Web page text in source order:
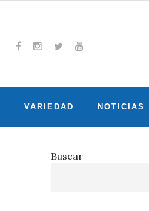
VARIEDAD NOTICIAS
Buscar